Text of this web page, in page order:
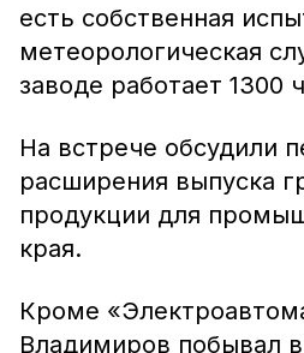
есть собственная
метеорологическая
заводе работает 1300
На встрече обсудили
расширения выпуска
продукции для
края.
Кроме
Владимиров побывал